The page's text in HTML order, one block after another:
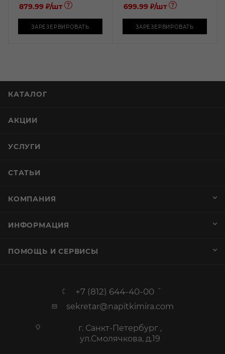
879.99 ₽/шт
ЗАРЕЗЕРВИРОВАТЬ
699.99 ₽/шт
ЗАРЕЗЕРВИРОВАТЬ
КАТАЛОГ
АКЦИИ
УСЛУГИ
СТАТЬИ
КОМПАНИЯ
ИНФОРМАЦИЯ
ПОМОЩЬ И СЕРВИСЫ
+7 (812) 644-40-00
sekretar@napitkimira.com
г. Санкт-Петербург ,
ул.Смолячкова, д.19